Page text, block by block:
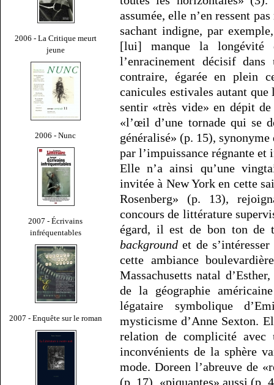
2006 - La Critique meurt
jeune
2006 - Nunc
2007 - Écrivains
infréquentables
2007 - Enquête sur le roman
assumée, elle n’en ressent
sachant indigne, par
[lui] manque la longévité
l’enracinement décisif
contraire, égarée en plein
canicules estivales autant
sentir «très vide» en dépit
«l’œil d’une tornade qui se
généralisé» (p. 15), synonyme
par l’impuissance régnante et
Elle n’a ainsi qu’une
invitée à New York en cette
Rosenberg» (p. 13),
concours de littérature
égard, il est de bon ton de
background et de
cette ambiance
Massachusetts natal
de la géographie
légataire symbolique
mysticisme d’Anne Sexton.
relation de complicité avec
inconvénients de la sphère
mode. Doreen l’abreuve de
(p. 17), «piquantes» aussi (p.